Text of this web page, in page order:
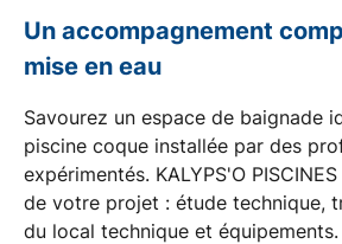
Un accompagnement
mise en eau
Savourez un espace de baignade
piscine coque installée par des
expérimentés. KALYPS'O
de votre projet : étude technique,
du local technique et équipements